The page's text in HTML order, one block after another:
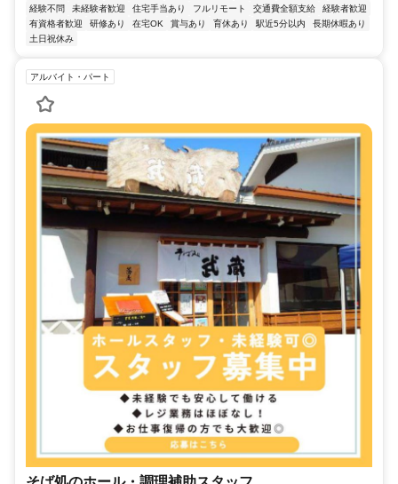
経験不問
未経験者歓迎 住宅手当あり フルリモート 交通費全額支給
経験者歓迎
有資格者歓迎
研修あり 在宅OK 賞与あり 育休あり 駅近5分以内
長期休暇あり
土日祝休み
アルバイト・パート